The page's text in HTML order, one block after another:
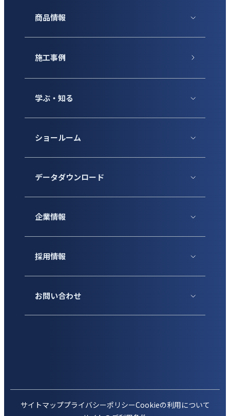
商品情報
施工事例
学ぶ・知る
ショールーム
データダウンロード
企業情報
採用情報
お問い合わせ
サイトマッププライバシーポリシーCookieの利用について